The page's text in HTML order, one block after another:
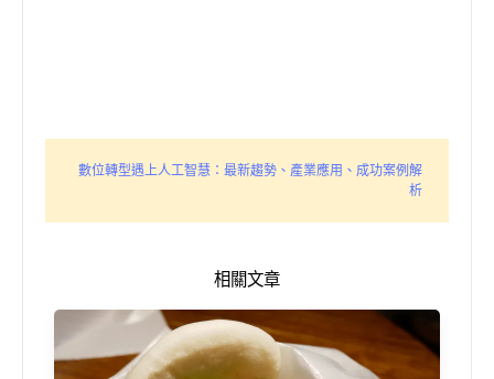
數位轉型遇上人工智慧：最新趨勢、產業應用、成功案例解
析
相關文章